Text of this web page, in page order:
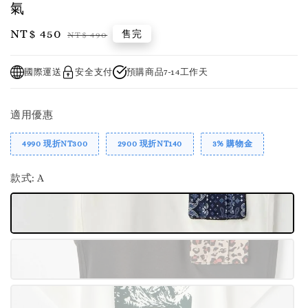
氣
Sale
NT$ 450 Regular
NT$ 490 售完
國際運送 安全支付 預購商品7-14工作天
適用優惠
4990 現折NT300 2900 現折NT140 3% 購物金
款式: A